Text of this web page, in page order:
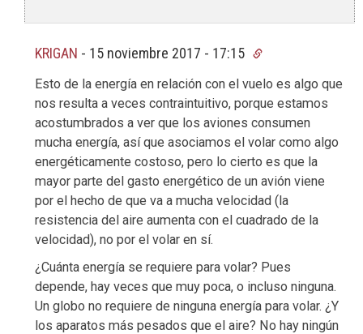
KRIGAN - 15 noviembre 2017 - 17:15
Esto de la energía en relación con el vuelo es algo que
nos resulta a veces contraintuitivo, porque estamos
acostumbrados a ver que los aviones consumen
mucha energía, así que asociamos el volar como algo
energéticamente costoso, pero lo cierto es que la
mayor parte del gasto energético de un avión viene
por el hecho de que va a mucha velocidad (la
resistencia del aire aumenta con el cuadrado de la
velocidad), no por el volar en sí.
¿Cuánta energía se requiere para volar? Pues
depende, hay veces que muy poca, o incluso ninguna.
Un globo no requiere de ninguna energía para volar. ¿Y
los aparatos más pesados que el aire? No hay ningún